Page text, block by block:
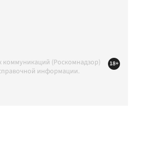
коммуникаций (Роскомнадзор)
информации.
18+